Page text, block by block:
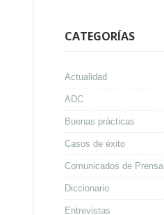
CATEGORÍAS
Actualidad
ADC
Buenas prácticas
Casos de éxito
Comunicados de Prensa
Diccionario
Entrevistas